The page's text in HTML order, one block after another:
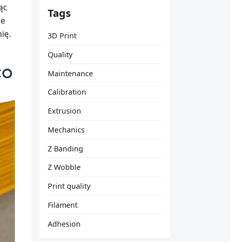
Tags
3D Print
Quality
Maintenance
Calibration
Extrusion
Mechanics
Z Banding
Z Wobble
Print quality
Filament
Adhesion